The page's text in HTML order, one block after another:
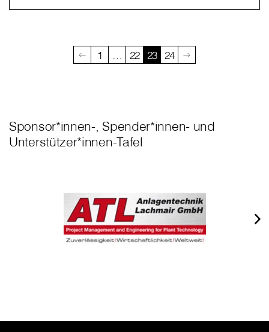
1 … 22 23 24
Sponsor*innen-, Spender*innen- und
Unterstützer*innen-Tafel